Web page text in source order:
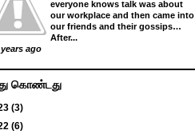
everyone knows talk was about
our workplace and then came into
our friends and their gossips…
After...
years ago
கொண்டது
(3)
(6)